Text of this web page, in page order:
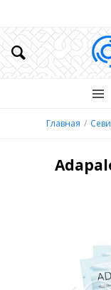
Главная